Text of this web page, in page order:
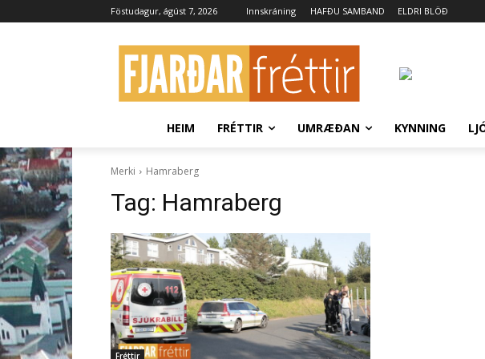
Föstudagur, ágúst 7, 2026 Innskráning HAFÐU SAMBAND ELDRI BLÖÐ
HEIM FRÉTTIR UMRÆÐAN KYNNING
Merki Hamraberg
Tag: Hamraberg
Fréttir